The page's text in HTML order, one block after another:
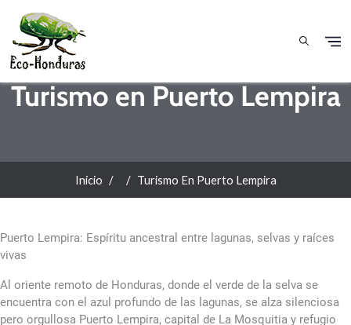
Turismo en Puerto Lempira
Inicio Turismo En Puerto Lempira
Puerto Lempira: Espíritu ancestral entre lagunas, selvas y raíces
vivas
Al oriente remoto de Honduras, donde el verde de la selva se
encuentra con el azul profundo de las lagunas, se alza silenciosa
pero orgullosa Puerto Lempira, capital de La Mosquitia y refugio